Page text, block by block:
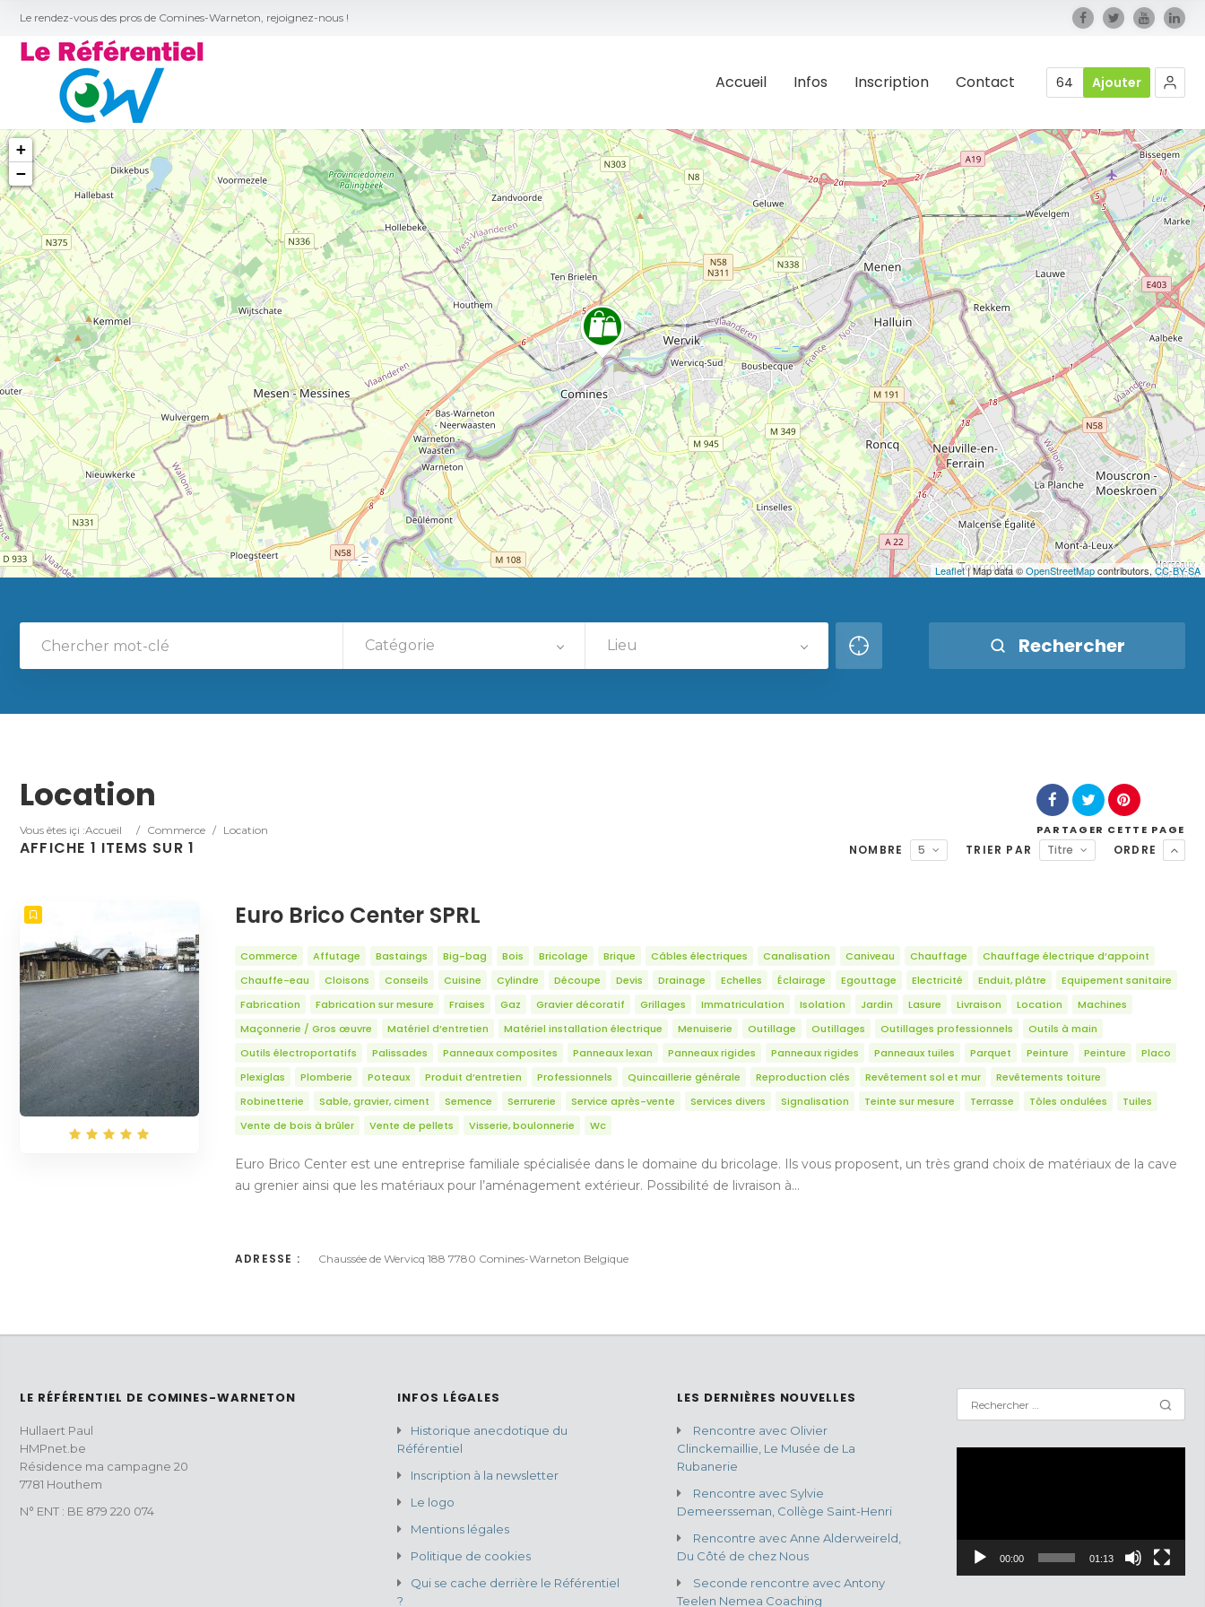
Le rendez-vous des pros de Comines-Warneton, rejoignez-nous !
Accueil Infos Inscription Contact 64 Ajouter
+
−
Leaflet| Map data ©OpenStreetMapcontributors, CC-BY-SA
Catégorie Lieu Rechercher
Location
Vous êtes içi :Accueil / Commerce / Location PARTAGER CETTE PAGE
AFFICHE 1 ITEMS SUR 1 NOMBRE 5 TRIER PAR Titre ORDRE
Euro Brico Center SPRL
Commerce Affutage Bastaings Big-bag Bois Bricolage Brique Câbles électriques Canalisation Caniveau Chauffage
Chauffage électrique d’appoint
Chauffe-eau
Cloisons Conseils Cuisine Cylindre Découpe Devis Drainage Echelles Éclairage Egouttage Electricité Enduit, plâtre
Equipement sanitaire
Fabrication
Fabrication sur mesure Fraises Gaz Gravier décoratif Grillages Immatriculation Isolation Jardin Lasure Livraison Location
Machines
Maçonnerie / Gros œuvre
Matériel d’entretien Matériel installation électrique Menuiserie Outillage Outillages Outillages professionnels
Outils à main
Outils électroportatifs
Palissades Panneaux composites Panneaux lexan Panneaux rigides Panneaux rigides Panneaux tuiles Parquet Peinture Peinture
Placo
Plexiglas
Plomberie Poteaux Produit d’entretien Professionnels Quincaillerie générale Reproduction clés Revêtement sol et mur
Revêtements toiture
Robinetterie
Sable, gravier, ciment Semence Serrurerie Service après-vente Services divers Signalisation Teinte sur mesure Terrasse Tôles ondulées
Tuiles
Vente de bois à brûler
Vente de pellets Visserie, boulonnerie Wc
Euro Brico Center est une entreprise familiale spécialisée dans le domaine du bricolage. Ils vous proposent, un très grand choix de matériaux de la cave
au grenier ainsi que les matériaux pour l’aménagement extérieur. Possibilité de livraison à…
ADRESSE : Chaussée de Wervicq 188 7780 Comines-Warneton Belgique
LE RÉFÉRENTIEL DE COMINES-WARNETON
Hullaert Paul
HMPnet.be
Résidence ma campagne 20
7781 Houthem
N° ENT : BE 879 220 074
INFOS LÉGALES
Historique anecdotique du
Référentiel
Inscription à la newsletter
Le logo
Mentions légales
Politique de cookies
Qui se cache derrière le Référentiel
?
LES DERNIÈRES NOUVELLES
Rencontre avec Olivier
Clinckemaillie, Le Musée de La
Rubanerie
Rencontre avec Sylvie
Demeersseman, Collège Saint-Henri
Rencontre avec Anne Alderweireld,
Du Côté de chez Nous
Seconde rencontre avec Antony
Teelen Nemea Coaching
00:00 01:13